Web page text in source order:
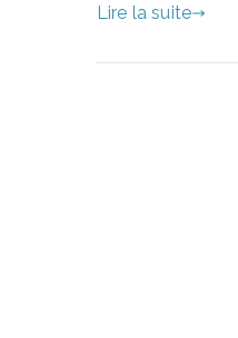
Lire la suite